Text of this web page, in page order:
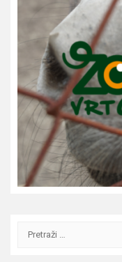
Pretraži: